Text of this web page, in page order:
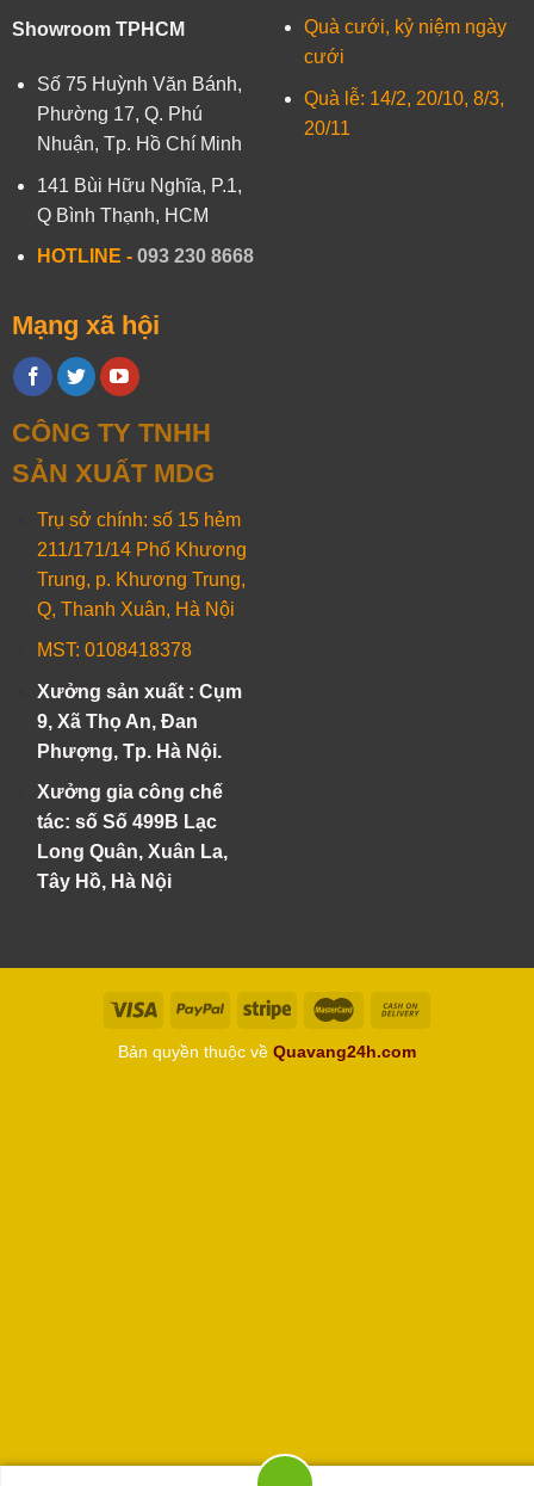
Showroom TPHCM
Số 75 Huỳnh Văn Bánh,
Phường 17, Q. Phú
Nhuận, Tp. Hồ Chí Minh
141 Bùi Hữu Nghĩa, P.1,
Q Bình Thạnh, HCM
HOTLINE - 093 230 8668
Quà cưới, kỷ niệm ngày
cưới
Quà lễ: 14/2, 20/10, 8/3,
20/11
Mạng xã hội
CÔNG TY TNHH
SẢN XUẤT MDG
Trụ sở chính: số 15 hẻm
211/171/14 Phố Khương
Trung, p. Khương Trung,
Q, Thanh Xuân, Hà Nội
MST: 0108418378
Xưởng sản xuất : Cụm
9, Xã Thọ An, Đan
Phượng, Tp. Hà Nội.
Xưởng gia công chế
tác: số Số 499B Lạc
Long Quân, Xuân La,
Tây Hồ, Hà Nội
Bản quyền thuộc về Quavang24h.com